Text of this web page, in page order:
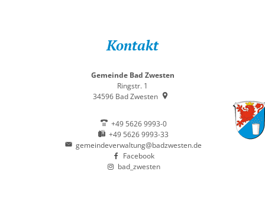
Kontakt
Gemeinde Bad Zwesten
Ringstr. 1
34596 Bad Zwesten
+49 5626 9993-0
+49 5626 9993-33
gemeindeverwaltung@badzwesten.de
Facebook
bad_zwesten